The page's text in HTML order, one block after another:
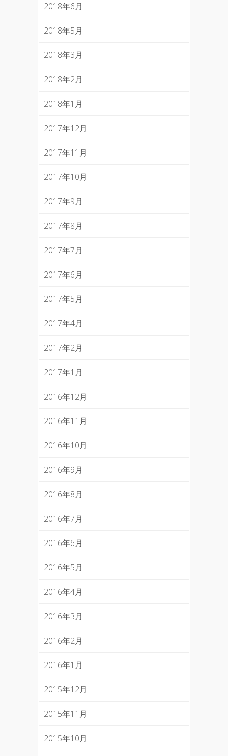
2018年6月
2018年5月
2018年3月
2018年2月
2018年1月
2017年12月
2017年11月
2017年10月
2017年9月
2017年8月
2017年7月
2017年6月
2017年5月
2017年4月
2017年2月
2017年1月
2016年12月
2016年11月
2016年10月
2016年9月
2016年8月
2016年7月
2016年6月
2016年5月
2016年4月
2016年3月
2016年2月
2016年1月
2015年12月
2015年11月
2015年10月